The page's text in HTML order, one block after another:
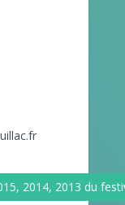
2014, 2013 du